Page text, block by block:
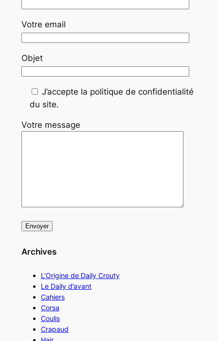
Votre email
Objet
J’accepte la politique de confidentialité
du site.
Votre message
Archives
L’Origine de Daily Crouty
Le Daily d’avant
Cahiers
Corsa
Coulis
Crapaud